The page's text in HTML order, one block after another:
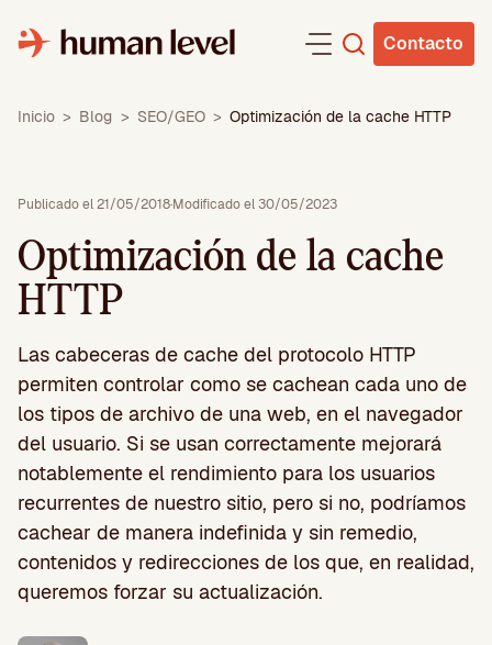
contenido
Contacto
Inicio > Blog > SEO/GEO > Optimización de la cache HTTP
Publicado el 21/05/2018·Modificado el 30/05/2023
Optimización de la cache
HTTP
Las cabeceras de cache del protocolo HTTP
permiten controlar como se cachean cada uno de
los tipos de archivo de una web, en el navegador
del usuario. Si se usan correctamente mejorará
notablemente el rendimiento para los usuarios
recurrentes de nuestro sitio, pero si no, podríamos
cachear de manera indefinida y sin remedio,
contenidos y redirecciones de los que, en realidad,
queremos forzar su actualización.